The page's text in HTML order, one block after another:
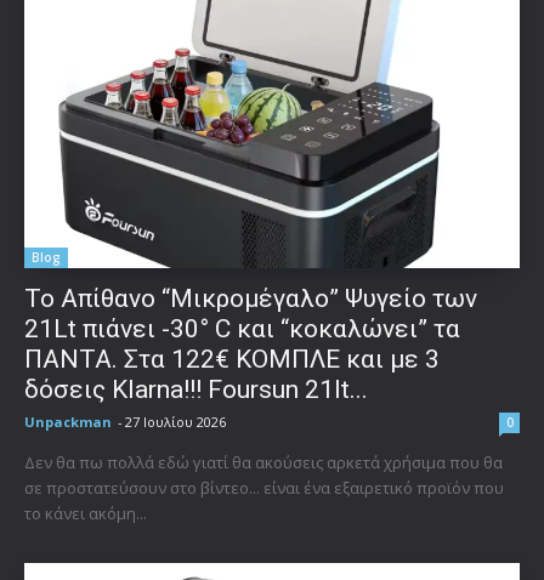
Blog
Το Απίθανο “Μικρομέγαλο” Ψυγείο των
21Lt πιάνει -30° C και “κοκαλώνει” τα
ΠΑΝΤΑ. Στα 122€ ΚΟΜΠΛΕ και με 3
δόσεις Klarna!!! Foursun 21lt...
Unpackman - 27 Ιουλίου 2026 0
Δεν θα πω πολλά εδώ γιατί θα ακούσεις αρκετά χρήσιμα που θα
σε προστατεύσουν στο βίντεο... είναι ένα εξαιρετικό προϊόν που
το κάνει ακόμη...